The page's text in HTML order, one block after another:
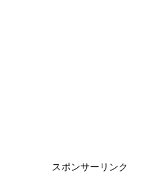
スポンサーリンク